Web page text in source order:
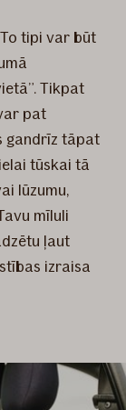
tipi var būt
Tikpat
pat
gandrīz tāpat
tūskai tā
lūzumu,
mīluli
ļaut
izraisa